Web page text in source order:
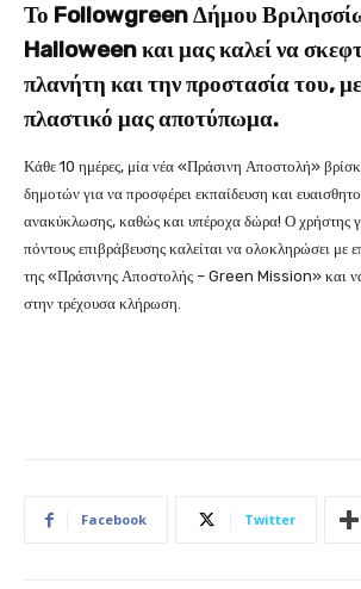
Το Followgreen Δήμου
Halloween και μας καλεί να
πλανήτη και την προστασία του,
πλαστικό μας αποτύπωμα.
Κάθε 10 ημέρες, μία νέα «Πράσινη Αποστολή»
δημοτών για να προσφέρει εκπαίδευση και
ανακύκλωσης, καθώς και υπέροχα δώρα! Ο χρήστης
πόντους επιβράβευσης καλείται να ολοκληρώσει με
της «Πράσινης Αποστολής – Green Mission» και
στην τρέχουσα κλήρωση.
Facebook Twitter